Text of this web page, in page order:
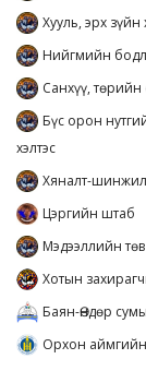
Хууль, эрх зүйн
Нийгмийн
Санхүү, төрийн
Бүс орон
хэлтэс
Хяналт-
Цэргийн штаб
Мэдээллийн төв
Хотын
Баян-Өндөр
Орхон аймгийн